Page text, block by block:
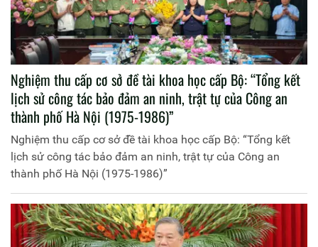
Nghiệm thu cấp cơ sở đề tài khoa học cấp Bộ: “Tổng kết
lịch sử công tác bảo đảm an ninh, trật tự của Công an
thành phố Hà Nội (1975-1986)”
Nghiệm thu cấp cơ sở đề tài khoa học cấp Bộ: “Tổng kết
lịch sử công tác bảo đảm an ninh, trật tự của Công an
thành phố Hà Nội (1975-1986)”